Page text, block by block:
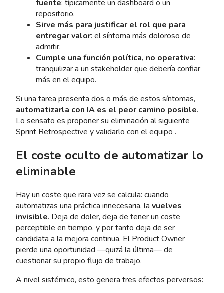
fuente: típicamente un dashboard o un
repositorio.
Sirve más para justificar el rol que para
entregar valor: el síntoma más doloroso de
admitir.
Cumple una función política, no operativa:
tranquilizar a un stakeholder que debería confiar
más en el equipo.
Si una tarea presenta dos o más de estos síntomas,
automatizarla con IA es el peor camino posible.
Lo sensato es proponer su eliminación al siguiente
Sprint Retrospective y validarlo con el equipo .
El coste oculto de automatizar lo
eliminable
Hay un coste que rara vez se calcula: cuando
automatizas una práctica innecesaria, la vuelves
invisible. Deja de doler, deja de tener un coste
perceptible en tiempo, y por tanto deja de ser
candidata a la mejora continua. El Product Owner
pierde una oportunidad —quizá la última— de
cuestionar su propio flujo de trabajo.
A nivel sistémico, esto genera tres efectos perversos: